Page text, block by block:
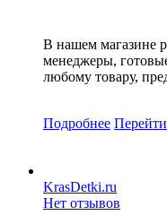
В нашем магазине
менеджеры,
любому товару,
Подробнее Перейти
KrasDetki.ru
Нет отзывов